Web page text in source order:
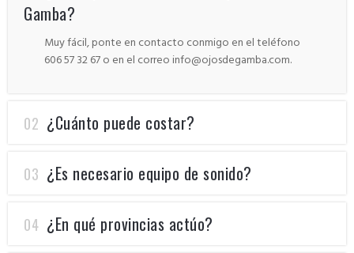
Gamba?
Muy fácil, ponte en contacto conmigo en el teléfono
606 57 32 67 o en el correo info@ojosdegamba.com.
02 ¿Cuánto puede costar?
03 ¿Es necesario equipo de sonido?
04 ¿En qué provincias actúo?